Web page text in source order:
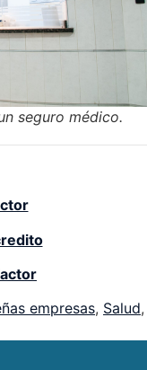
seguro médico.
empresas, Salud,